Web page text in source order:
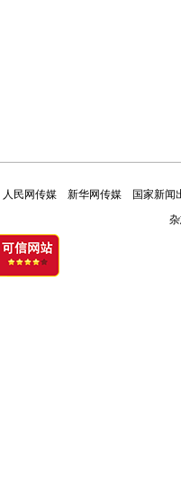
人民网传媒 新华网传媒 国家新闻